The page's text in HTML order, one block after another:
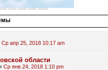
Ср апр 25, 2018 10:17 am
области
Ср янв 24, 2018 1:10 pm